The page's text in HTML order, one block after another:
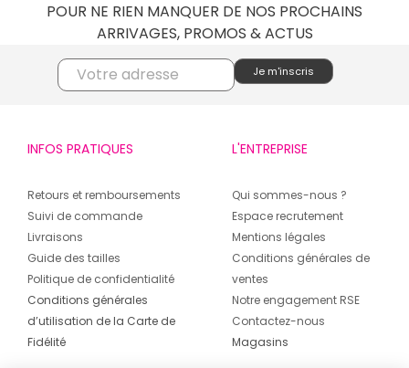
POUR NE RIEN MANQUER DE NOS PROCHAINS
ARRIVAGES, PROMOS & ACTUS
INFOS PRATIQUES
Retours et remboursements
Suivi de commande
Livraisons
Guide des tailles
Politique de confidentialité
Conditions générales
d’utilisation de la Carte de
Fidélité
L'ENTREPRISE
Qui sommes-nous ?
Espace recrutement
Mentions légales
Conditions générales de
ventes
Notre engagement RSE
Contactez-nous
Magasins